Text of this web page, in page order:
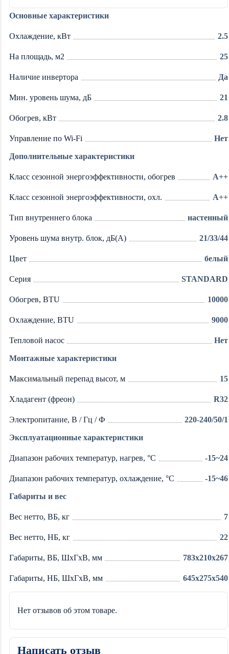
Основные характеристики
Охлаждение, кВт 2.5
На площадь, м2 25
Наличие инвертора Да
Мин. уровень шума, дБ 21
Обогрев, кВт 2.8
Управление по Wi-Fi Нет
Дополнительные характеристики
Класс сезонной энергоэффективности, обогрев A++
Класс сезонной энергоэффективности, охл. А++
Тип внутреннего блока настенный
Уровень шума внутр. блок, дБ(А) 21/33/44
Цвет белый
Серия STANDARD
Обогрев, BTU 10000
Охлаждение, BTU 9000
Тепловой насос Нет
Монтажные характеристики
Максимальный перепад высот, м 15
Хладагент (фреон) R32
Электропитание, В / Гц / Ф 220-240/50/1
Эксплуатационные характеристики
Диапазон рабочих температур, нагрев, °C -15~24
Диапазон рабочих температур, охлаждение, °C -15~46
Габариты и вес
Вес нетто, ВБ, кг 7
Вес нетто, НБ, кг 22
Габариты, ВБ, ШхГхВ, мм 783x210x267
Габариты, НБ, ШхГхВ, мм 645x275x540
Нет отзывов об этом товаре.
Написать отзыв